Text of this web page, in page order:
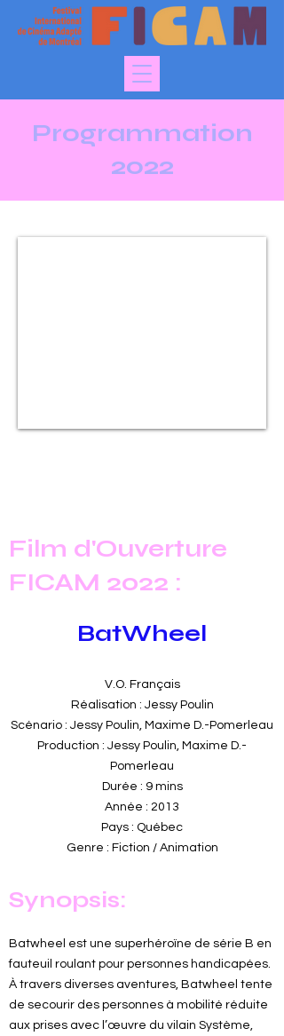
Programmation
2022
Film d'Ouverture
FICAM 2022 :
BatWheel
V.O. Français
Réalisation : Jessy Poulin
Scénario : Jessy Poulin, Maxime D.-Pomerleau
Production : Jessy Poulin, Maxime D.-
Pomerleau
Durée : 9 mins
Année : 2013
Pays : Québec
Genre : Fiction / Animation
Synopsis:
Batwheel est une superhéroïne de série B en
fauteuil roulant pour personnes handicapées.
À travers diverses aventures, Batwheel tente
de secourir des personnes à mobilité réduite
aux prises avec l’œuvre du vilain Système,